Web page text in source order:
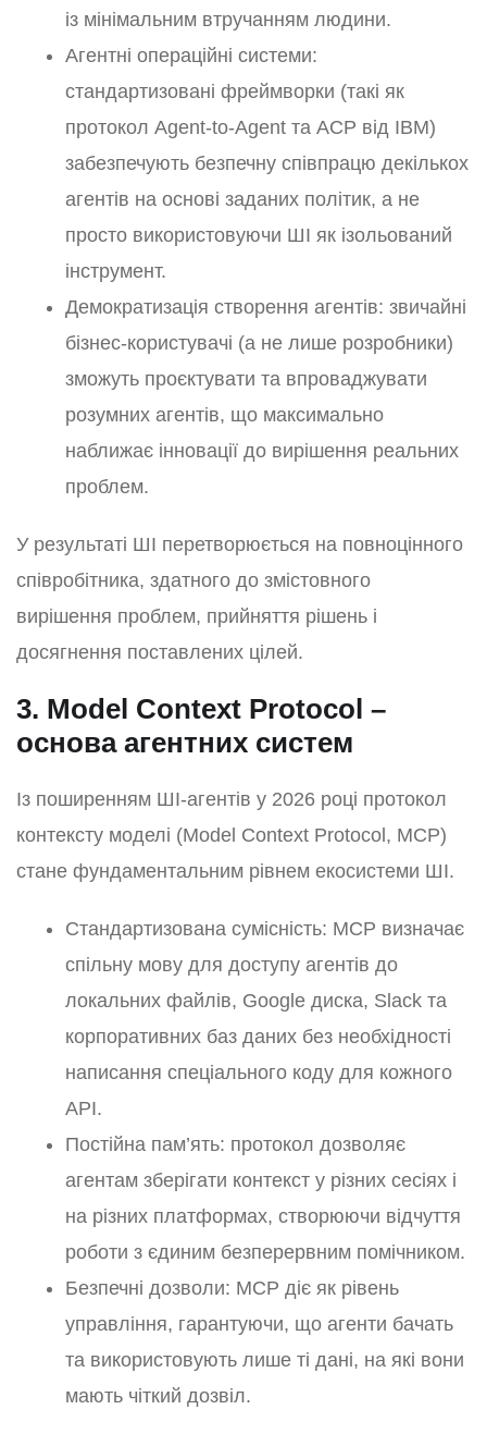
із мінімальним втручанням людини.
Агентні операційні системи:
стандартизовані фреймворки (такі як
протокол Agent-to-Agent та ACP від IBM)
забезпечують безпечну співпрацю декількох
агентів на основі заданих політик, а не
просто використовуючи ШІ як ізольований
інструмент.
Демократизація створення агентів: звичайні
бізнес-користувачі (а не лише розробники)
зможуть проєктувати та впроваджувати
розумних агентів, що максимально
наближає інновації до вирішення реальних
проблем.
У результаті ШІ перетворюється на повноцінного
співробітника, здатного до змістовного
вирішення проблем, прийняття рішень і
досягнення поставлених цілей.
3. Model Context Protocol –
основа агентних систем
Із поширенням ШІ-агентів у 2026 році протокол
контексту моделі (Model Context Protocol, MCP)
стане фундаментальним рівнем екосистеми ШІ.
Стандартизована сумісність: MCP визначає
спільну мову для доступу агентів до
локальних файлів, Google диска, Slack та
корпоративних баз даних без необхідності
написання спеціального коду для кожного
API.
Постійна пам’ять: протокол дозволяє
агентам зберігати контекст у різних сесіях і
на різних платформах, створюючи відчуття
роботи з єдиним безперервним помічником.
Безпечні дозволи: MCP діє як рівень
управління, гарантуючи, що агенти бачать
та використовують лише ті дані, на які вони
мають чіткий дозвіл.